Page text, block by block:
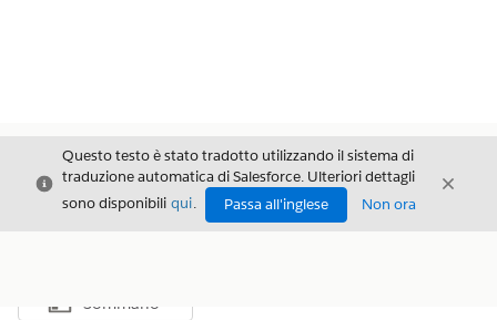
Chiudi
Questo testo è stato tradotto utilizzando il sistema di
traduzione automatica di Salesforce. Ulteriori dettagli
sono disponibili qui. Passa all'inglese Non ora
Chiudi
Mostra sommario
Sommario